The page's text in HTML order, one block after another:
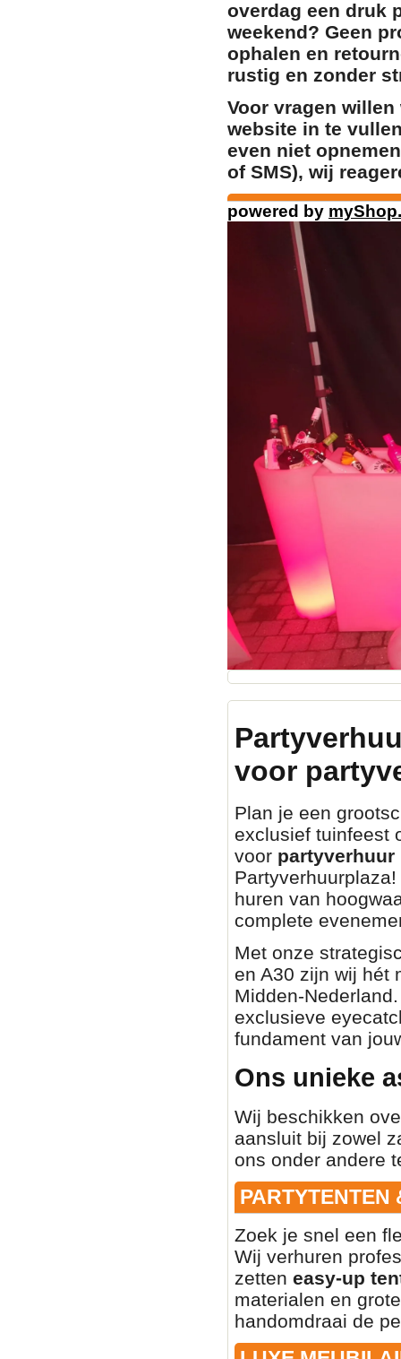
overdag een druk
weekend? Geen
ophalen en
rustig en zonder
Voor vragen
website in te
even niet
of SMS), wij
powered by
voor
Plan je een
exclusief tuinfeest
voor partyverhuur
huren van
complete
Met onze
en A30 zijn wij hét
Midden-
exclusieve
fundament van
Ons unieke
Wij beschikken
aansluit bij zowel
ons onder andere
PARTYTENTEN
Zoek je snel een
Wij verhuren
zetten easy-up
materialen en
handomdraai de